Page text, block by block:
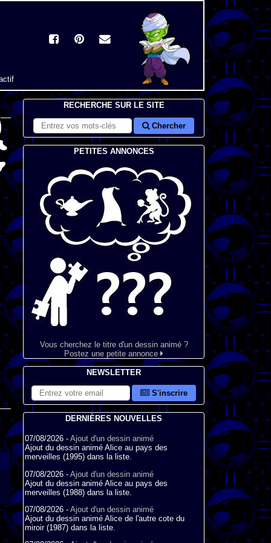
RECHERCHE SUR LE SITE
Chercher
PETITES ANNONCES
Vous cherchez le titre d'un dessin animé ?
Postez une petite annonce
NEWSLETTER
S'inscrire
DERNIÈRES NOUVELLES
07/08/2026 - Ajout d'un dessin animé
Ajout du dessin animé Alice au pays des
merveilles (1995) dans la liste.
07/08/2026 - Ajout d'un dessin animé
Ajout du dessin animé Alice au pays des
merveilles (1988) dans la liste.
07/08/2026 - Ajout d'un dessin animé
Ajout du dessin animé Alice de l'autre cote du
miroir (1987) dans la liste.